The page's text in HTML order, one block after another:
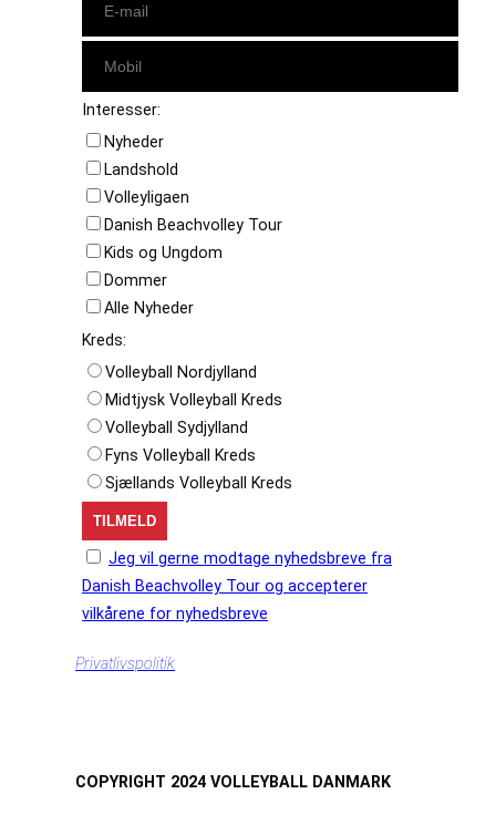
Interesser:
Nyheder
Landshold
Volleyligaen
Danish Beachvolley Tour
Kids og Ungdom
Dommer
Alle Nyheder
Kreds:
Volleyball Nordjylland
Midtjysk Volleyball Kreds
Volleyball Sydjylland
Fyns Volleyball Kreds
Sjællands Volleyball Kreds
Jeg vil gerne modtage nyhedsbreve fra
Danish Beachvolley Tour og accepterer
vilkårene for nyhedsbreve
Privatlivspolitik
COPYRIGHT 2024 VOLLEYBALL DANMARK